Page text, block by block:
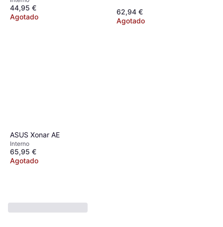
44,95 €
Agotado
62,94 €
Agotado
ASUS Xonar AE
Interno
65,95 €
Agotado